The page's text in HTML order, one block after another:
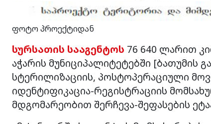
ფოტო პროექტიდან
სურსათის სააგენტოს 76 640 ლარით
აჭარის მუნიციპალიტეტებში [ბათუმის
სტერილიზაციის, პოსტოპერაციული
იდენტიფიკაცია-რეგისტრაციის
მდგომარეობით შერჩევა-შეფასების